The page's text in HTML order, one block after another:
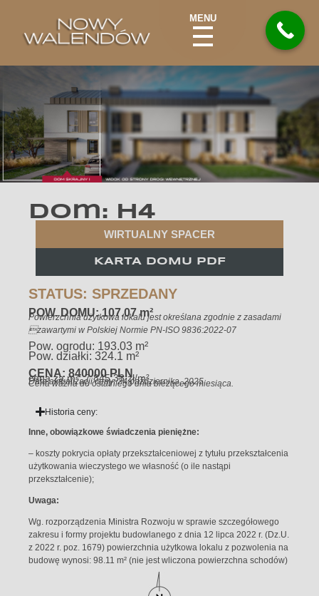
MENU
Dom: H4
WIRTUALNY SPACER
KARTA DOMU PDF
STATUS: SPRZEDANY
POW. DOMU: 107.07 m²
Powierzchnia użytkowa lokalu jest określana zgodnie z zasadami
zawartymi w Polskiej Normie PN-ISO 9836:2022-07
Pow. ogrodu: 193.03 m²
Pow. działki: 324.1 m²
CENA: 840000 PLN
cena za m²: 7 845,33 zł/m²
Data aktualizacji ceny: 24 października, 2025
Cena ważna do ostatniego dnia bieżącego miesiąca.
Historia ceny:
Inne, obowiązkowe świadczenia pieniężne:
– koszty pokrycia opłaty przekształceniowej z tytułu przekształcenia
użytkowania wieczystego we własność (o ile nastąpi
przekształcenie);
Uwaga:
Wg. rozporządzenia Ministra Rozwoju w sprawie szczegółowego
zakresu i formy projektu budowlanego z dnia 12 lipca 2022 r. (Dz.U.
z 2022 r. poz. 1679) powierzchnia użytkowa lokalu z pozwolenia na
budowę wynosi: 98.11 m² (nie jest wliczona powierzchna schodów)